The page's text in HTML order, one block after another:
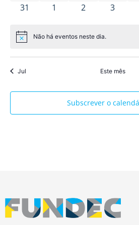
0 eventos
31 0 eventos
1 0 eventos
2 0
3
Aviso Não há eventos neste dia.
Jul Este mês
Subscrever o